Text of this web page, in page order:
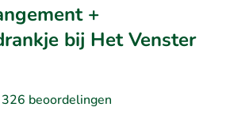
+
bij Het Venster
326 beoordelingen